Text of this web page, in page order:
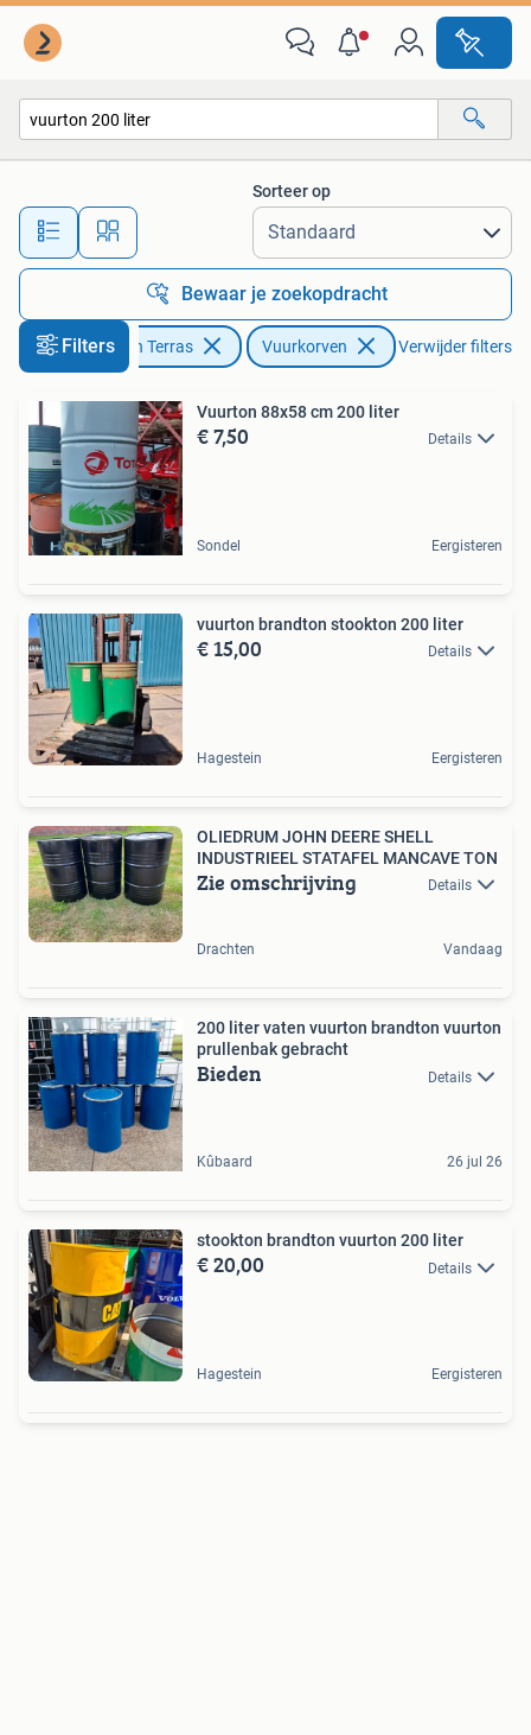
Alle afstanden…
Sorteer op
Bewaar je zoekopdracht
FiltersTuin en Terras Vuurkorven Verwijder filters
Vuurton 88x58 cm 200 liter
€ 7,50 Details
Sondel Eergisteren
vuurton brandton stookton 200 liter
€ 15,00 Details
Hagestein Eergisteren
OLIEDRUM JOHN DEERE SHELL
INDUSTRIEEL STATAFEL MANCAVE TON
Zie omschrijving Details
Drachten Vandaag
200 liter vaten vuurton brandton vuurton
prullenbak gebracht
Bieden Details
Kûbaard 26 jul 26
stookton brandton vuurton 200 liter
€ 20,00 Details
Hagestein Eergisteren